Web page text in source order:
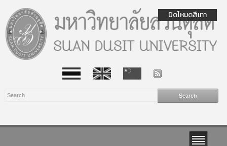
ปิดโหมดสีเทา